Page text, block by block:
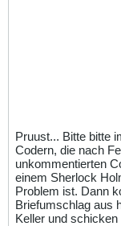
Pruust... Bitte bitte
Codern, die nach
unkommentierten
einem Sherlock
Problem ist. Dann
Briefumschlag aus
Keller und